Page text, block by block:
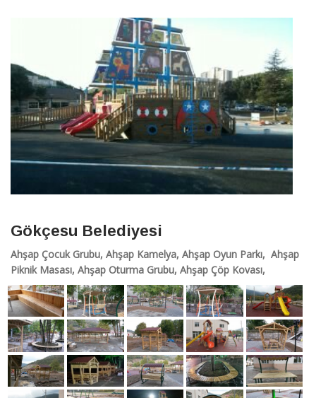
Gökçesu Belediyesi
Ahşap Çocuk Grubu, Ahşap Kamelya, Ahşap Oyun Parkı, Ahşap
Piknik Masası, Ahşap Oturma Grubu, Ahşap Çöp Kovası,